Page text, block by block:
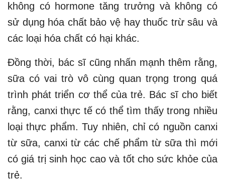
không có hormone tăng trưởng và không có
sử dụng hóa chất bảo vệ hay thuốc trừ sâu và
các loại hóa chất có hại khác.
Đồng thời, bác sĩ cũng nhấn mạnh thêm rằng,
sữa có vai trò vô cùng quan trọng trong quá
trình phát triển cơ thể của trẻ. Bác sĩ cho biết
rằng, canxi thực tế có thể tìm thấy trong nhiều
loại thực phẩm. Tuy nhiên, chỉ có nguồn canxi
từ sữa, canxi từ các chế phẩm từ sữa thì mới
có giá trị sinh học cao và tốt cho sức khỏe của
trẻ.